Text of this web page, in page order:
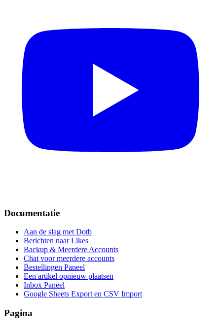
Documentatie
Aan de slag met Dotb
Berichten naar Likes
Backup & Meerdere Accounts
Chat voor meerdere accounts
Bestellingen Paneel
Een artikel opnieuw plaatsen
Inbox Paneel
Google Sheets Export en CSV Import
Pagina